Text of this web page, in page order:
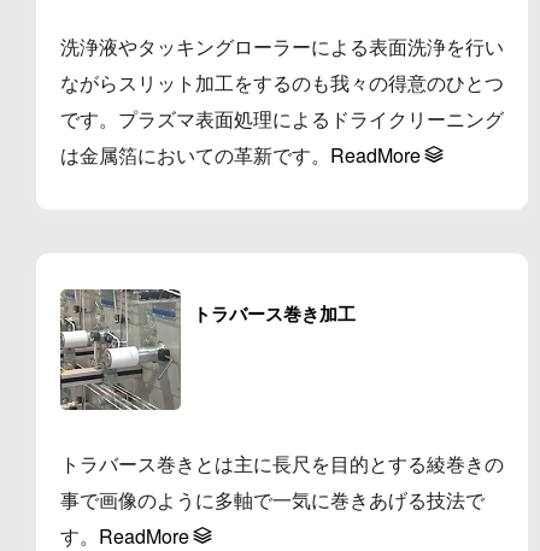
洗浄液やタッキングローラーによる表面洗浄を行い
ながらスリット加工をするのも我々の得意のひとつ
です。プラズマ表面処理によるドライクリーニング
は金属箔においての革新です。 ReadMore
トラバース巻き加工
トラバース巻きとは主に長尺を目的とする綾巻きの
事で画像のように多軸で一気に巻きあげる技法で
す。 ReadMore